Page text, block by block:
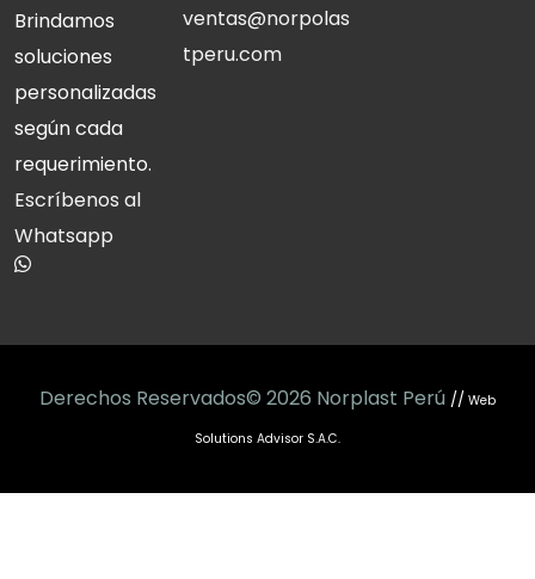
Brindamos
soluciones
personalizadas
según cada
requerimiento.
Escríbenos al
Whatsapp
ventas@norpolas
tperu.com
Derechos Reservados© 2026 Norplast Perú // Web
Solutions Advisor S.A.C.